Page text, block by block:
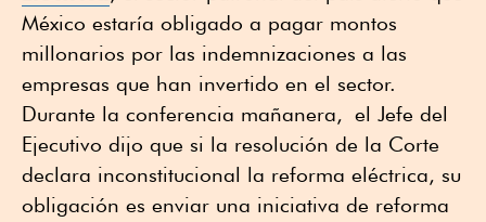
México estaría obligado a pagar montos
millonarios por las indemnizaciones a las
empresas que han invertido en el sector.
Durante la conferencia mañanera, el Jefe del
Ejecutivo dijo que si la resolución de la Corte
declara inconstitucional la reforma eléctrica, su
obligación es enviar una iniciativa de reforma